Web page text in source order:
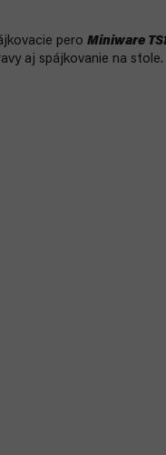
pero Miniware
aj spájkovanie na stole.